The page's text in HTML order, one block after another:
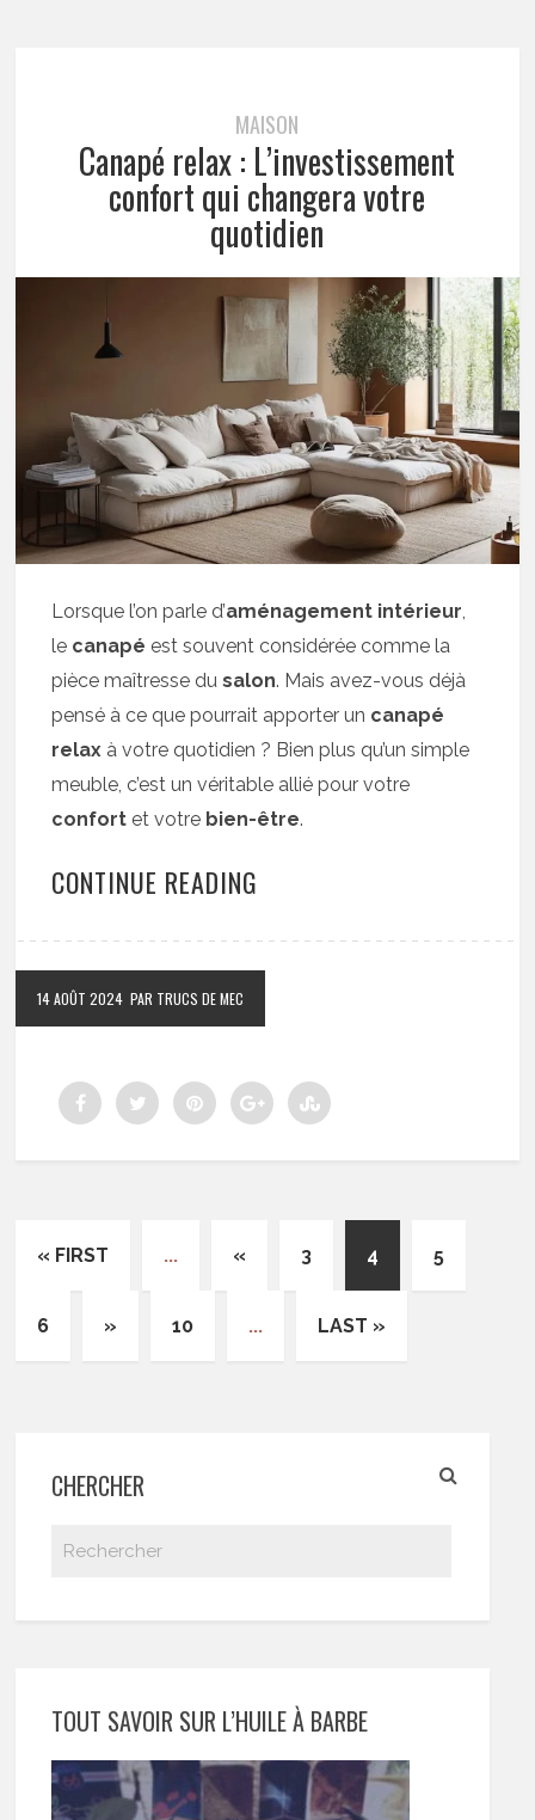
MAISON
Canapé relax : L’investissement
confort qui changera votre
quotidien
Lorsque l’on parle d’aménagement intérieur,
le canapé est souvent considérée comme la
pièce maîtresse dusalon. Mais avez-vous déjà
pensé à ce que pourrait apporter un canapé
relax à votre quotidien ? Bien plus qu’un simple
meuble, c’est un véritable allié pour votre
confort et votre bien-être.
CONTINUE READING
14 AOÛT 2024 PAR TRUCS DE MEC
« FIRST ... « 3 4 5
6 » 10 ... LAST »
CHERCHER
TOUT SAVOIR SUR L’HUILE À BARBE